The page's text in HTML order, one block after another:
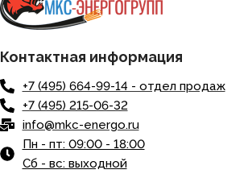
Контактная информация
+7 (495) 664-99-14 - отдел продаж
+7 (495) 215-06-32
info@mkc-energo.ru
Пн - пт: 09:00 - 18:00
Сб - вс: выходной